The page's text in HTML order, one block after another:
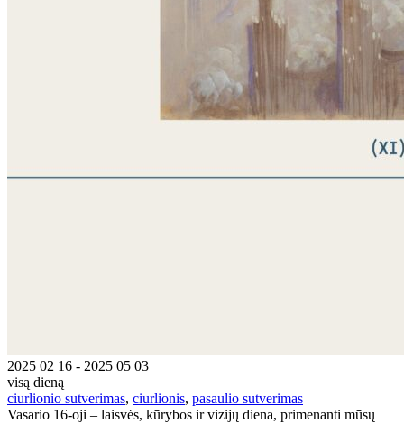
2025 02 16 - 2025 05 03
visą dieną
ciurlionio sutverimas, ciurlionis, pasaulio sutverimas
Vasario 16-oji – laisvės, kūrybos ir vizijų diena, primenanti mūsų